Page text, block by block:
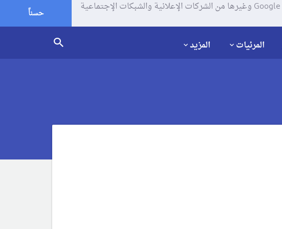
يستخدم موقعنا ملفات تعريف الإرتباط (الكوكيز) لتحليل زياراتك وإستخدامك للموقع و تتم مشاركة بعض المعلومات مع Google وغيرها من الشركات الإعلانية والشبكات الإجتماعية
حسناً
المرئيات المزيد